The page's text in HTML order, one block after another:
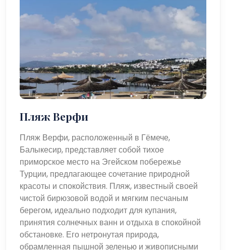
Пляж Верфи
Пляж Верфи, расположенный в Гёмече,
Балыкесир, представляет собой тихое
приморское место на Эгейском побережье
Турции, предлагающее сочетание природной
красоты и спокойствия. Пляж, известный своей
чистой бирюзовой водой и мягким песчаным
берегом, идеально подходит для купания,
принятия солнечных ванн и отдыха в спокойной
обстановке. Его нетронутая природа,
обрамленная пышной зеленью и живописными